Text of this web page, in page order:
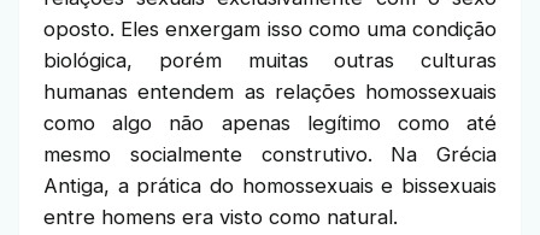
oposto. Eles enxergam isso como uma condição
biológica, porém muitas outras culturas
humanas entendem as relações homossexuais
como algo não apenas legítimo como até
mesmo socialmente construtivo. Na Grécia
Antiga, a prática do homossexuais e bissexuais
entre homens era visto como natural.